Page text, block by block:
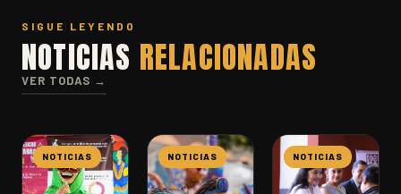
SIGUE LEYENDO
NOTICIAS RELACIONADAS
VER TODAS →
NOTICIAS NOTICIAS NOTICIAS